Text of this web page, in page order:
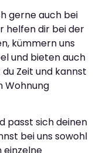
gerne auch bei
helfen dir bei der
kümmern uns
und bieten auch
Zeit und kannst
Wohnung
passt sich deinen
bei uns sowohl